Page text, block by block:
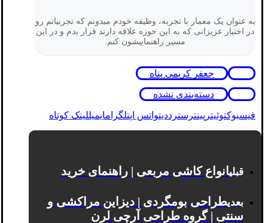
به عنوان یک معمار با تجربه، وظیفه خودم میدونم که تجربیاتم رو
در اختیار عزیزانی که به این حوزه علاقه دارند قرار بدم و در این
مسیر راهنماییشون کنم.
جعفر کریمی پناه
دسته‌بندی نشده
فیسبوکتوئیتر پینترسترددیتواتس اپتلگرامایمیللینک کوتاه
قبلیانواع کاشی مربعی | راهنمای خرید
بعدیطراحی بومگردی | دیزاین مراکشی و
سنتی | گروه طراحی آرچی لرن